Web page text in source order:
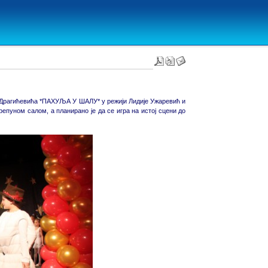
*ПАХУЉА У ШАЛУ* у режији Лидије Ужаревић и
салом, а планирано је да се игра на истој сцени до